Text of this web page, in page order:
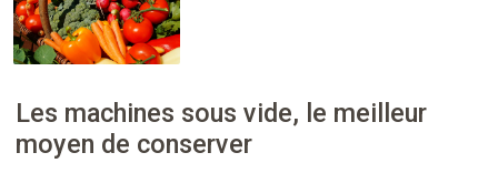
Les machines sous vide, le meilleur
moyen de conserver